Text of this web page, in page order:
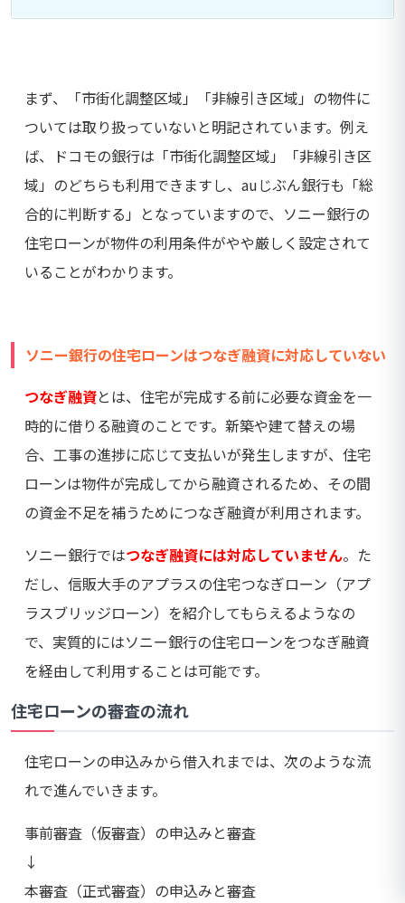
まず、「市街化調整区域」「非線引き区域」の物件に
ついては取り扱っていないと明記されています。例え
ば、ドコモの銀行は「市街化調整区域」「非線引き区
域」のどちらも利用できますし、auじぶん銀行も「総
合的に判断する」となっていますので、ソニー銀行の
住宅ローンが物件の利用条件がやや厳しく設定されて
いることがわかります。
ソニー銀行の住宅ローンはつなぎ融資に対応していない
つなぎ融資とは、住宅が完成する前に必要な資金を一
時的に借りる融資のことです。新築や建て替えの場
合、工事の進捗に応じて支払いが発生しますが、住宅
ローンは物件が完成してから融資されるため、その間
の資金不足を補うためにつなぎ融資が利用されます。
ソニー銀行ではつなぎ融資には対応していません。た
だし、信販大手のアプラスの住宅つなぎローン（アプ
ラスブリッジローン）を紹介してもらえるようなの
で、実質的にはソニー銀行の住宅ローンをつなぎ融資
を経由して利用することは可能です。
住宅ローンの審査の流れ
住宅ローンの申込みから借入れまでは、次のような流
れで進んでいきます。
事前審査（仮審査）の申込みと審査
↓
本審査（正式審査）の申込みと審査